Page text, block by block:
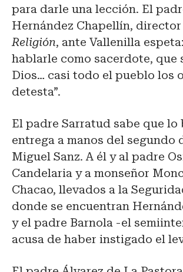
para darle una lección. El
Hernández Chapellín,
Religión, ante Vallenilla
hablarle como sacerdote, que
Dios… casi todo el pueblo los
detesta”.
El padre Sarratud sabe que lo
entrega a manos del segundo
Miguel Sanz. A él y al padre
Candelaria y a monseñor
Chacao, llevados a la
donde se encuentran
y el padre Barnola -el
acusa de haber instigado el